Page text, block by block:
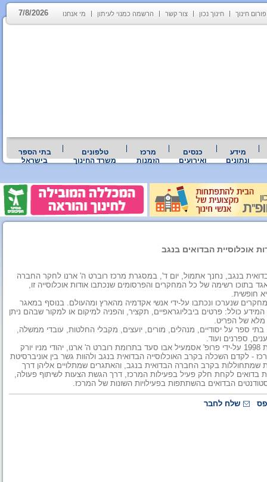
פורום חינוך חינוך נכון צור קשר הרשמה כמנוי לעיתון מי אנחנו 7/8/2026
מידע
ונתונים
כנסים
ואירועים
מרכז
הזמנות
טלפונים
משרד החינוך
בתי הספר
בישראל
אוכלוסיית הבדואים בנגב
בנגב, נחנך אתמול, יום ד', במסגרת מרכז רוברט ה' ארנו לחקר החברה
בתוכו רשימה של כל המחקרים והפרסומים שנכתבו אודות אוכלוסייה זו,
חופשית.
שנערכו ונכתבו על-ידי אנשי אקדמיה מהארץ ומהעולם. בנוסף במאגר
כולל: פרטים ביבליוגראפיים, תקציר, והפניה למיקום או למקור שבהם ניתן
מלא של הפריט.
ספר על יסודיים, מנהלים, מורים, יועצים, מקבלי החלטות, עובדי ממשלה,
ספרנים ועוד.
מרכז רוברט ה' ארנו לחקר החברה הבדואית והתפתחותה הוקם בשנת 1998 על-ידי פרופ' אסמעיל אבו סעד בתרומת רוברט ה' ארנו, יהודי מניו יורק
- לקדם השכלה בקרב האוכלוסייה הבדואית בנגב ולהוות גשר בין אוניברסיטת
שמתחוללות בקרב החברה הבדואית בנגב, והאתגרים שמתלויים אליהן דרך
בדואים לקחת חלק פעיל בפעילות המרכז, דרך הגשת הצעות לשיתוף פעולה,
הבדואים בהשתתפות בפעילויות השונות של המרכז.
שלח לחבר